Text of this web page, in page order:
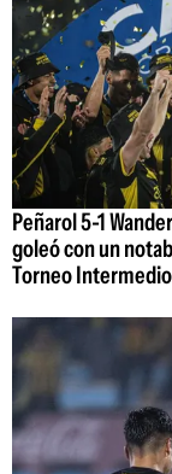
Peñarol 5-1
goleó con un
Torneo Intermedio